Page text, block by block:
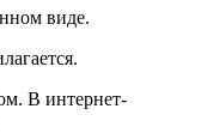
виде.
В интернет-